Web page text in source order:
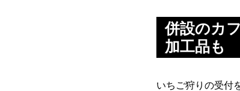
併設のカ
加工品も
いちご狩りの受付